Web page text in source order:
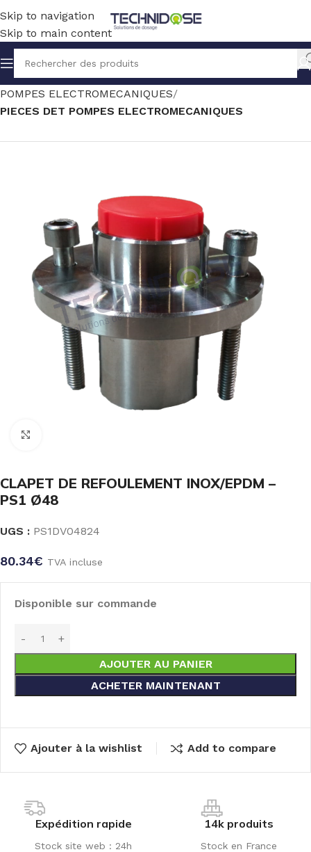
Skip to navigation
Skip to main content
Accueil TRAITEMENT EAU DOSAGE
POMPES ELECTROMECANIQUES
PIECES DET POMPES ELECTROMECANIQUES
CLAPET DE REFOULEMENT INOX/EPDM –
PS1 Ø48
UGS : PS1DV04824
80.34€ TVA incluse
Disponible sur commande
AJOUTER AU PANIER
ACHETER MAINTENANT
Ajouter à la wishlist Add to compare
Expédition rapide
Stock site web : 24h
14k produits
Stock en France